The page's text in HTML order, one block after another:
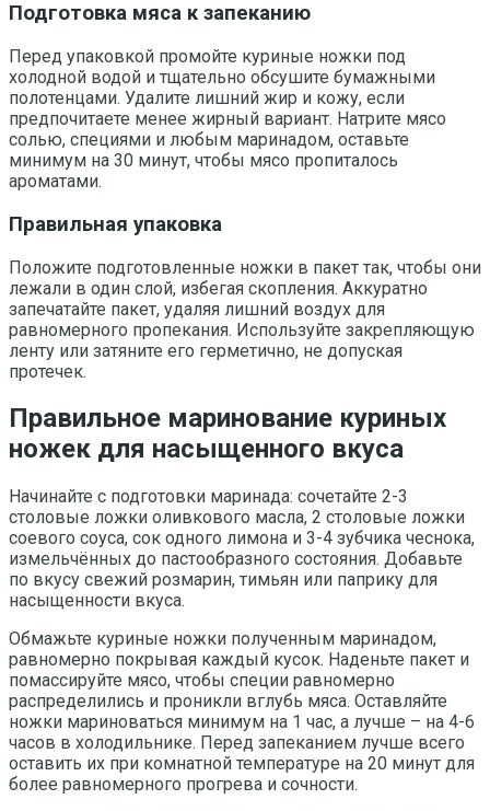
Подготовка мяса к запеканию
Перед упаковкой промойте куриные ножки под
холодной водой и тщательно обсушите бумажными
полотенцами. Удалите лишний жир и кожу, если
предпочитаете менее жирный вариант. Натрите мясо
солью, специями и любым маринадом, оставьте
минимум на 30 минут, чтобы мясо пропиталось
ароматами.
Правильная упаковка
Положите подготовленные ножки в пакет так, чтобы они
лежали в один слой, избегая скопления. Аккуратно
запечатайте пакет, удаляя лишний воздух для
равномерного пропекания. Используйте закрепляющую
ленту или затяните его герметично, не допуская
протечек.
Правильное маринование куриных
ножек для насыщенного вкуса
Начинайте с подготовки маринада: сочетайте 2-3
столовые ложки оливкового масла, 2 столовые ложки
соевого соуса, сок одного лимона и 3-4 зубчика чеснока,
измельчённых до пастообразного состояния. Добавьте
по вкусу свежий розмарин, тимьян или паприку для
насыщенности вкуса.
Обмажьте куриные ножки полученным маринадом,
равномерно покрывая каждый кусок. Наденьте пакет и
помассируйте мясо, чтобы специи равномерно
распределились и проникли вглубь мяса. Оставляйте
ножки мариноваться минимум на 1 час, а лучше – на 4-6
часов в холодильнике. Перед запеканием лучше всего
оставить их при комнатной температуре на 20 минут для
более равномерного прогрева и сочности.